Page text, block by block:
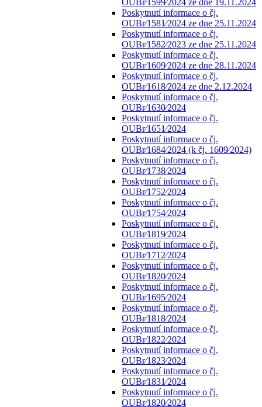
OUBr⁄1599⁄2024 ze dne 19.11.2024
Poskytnutí informace o čj.
OUBr⁄1581⁄2024 ze dne 25.11.2024
Poskytnutí informace o čj.
OUBr⁄1582⁄2023 ze dne 25.11.2024
Poskytnutí informace o čj.
OUBr⁄1609⁄2024 ze dne 28.11.2024
Poskytnutí informace o čj.
OUBr⁄1618⁄2024 ze dne 2.12.2024
Poskytnutí informace o čj.
OUBr⁄1630⁄2024
Poskytnutí informace o čj.
OUBr⁄1651⁄2024
Poskytnutí informace o čj.
OUBr⁄1684⁄2024 (k čj. 1609⁄2024)
Poskytnutí informace o čj.
OUBr⁄1738⁄2024
Poskytnutí informace o čj.
OUBr⁄1752⁄2024
Poskytnutí informace o čj.
OUBr⁄1754⁄2024
Poskytnutí informace o čj.
OUBr⁄1819⁄2024
Poskytnutí informace o čj.
OUBr⁄1712⁄2024
Poskytnutí informace o čj.
OUBr⁄1820⁄2024
Poskytnutí informace o čj.
OUBr⁄1695⁄2024
Poskytnutí informace o čj.
OUBr⁄1818⁄2024
Poskytnutí informace o čj.
OUBr⁄1822⁄2024
Poskytnutí informace o čj.
OUBr⁄1823⁄2024
Poskytnutí informace o čj.
OUBr⁄1831⁄2024
Poskytnutí informace o čj.
OUBr⁄1820⁄2024